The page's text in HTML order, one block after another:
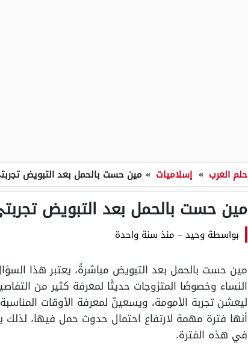
حلم العرب » إسلاميات » مين حست بالحمل بعد التبويض
مين حست بالحمل بعد التبويض
بواسطة وحيد– منذ سنة واحدة
مين حست بالحمل بعد التبويض مباشرةً، يعتبر هذا
النساء وخصوصًا المتزوجات حديثًا لمعرفة كثير من
ليعشن تجربة الأمومة، ويسعينّ لمعرفة الأوقات
أنها فترة مهمة لارتفاع احتمال حدوث حمل فيها،
في هذه الفترة.